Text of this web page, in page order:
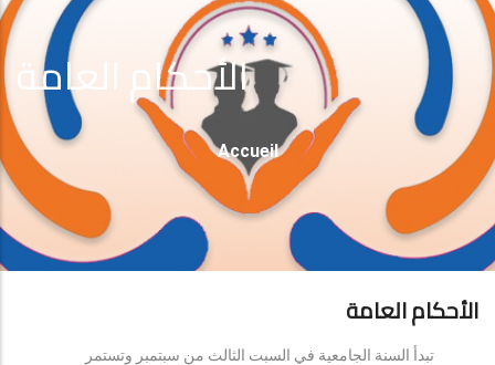
الأحكام العامة
Fil
D'Ariane
Accueil
الأحكام العامة
تبدأ السنة الجامعية في السبت الثالث من سبتمبر وتستمر